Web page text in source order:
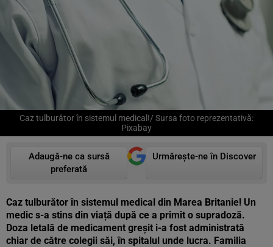
Caz tulburător în sistemul medical!/ Sursa foto reprezentativă:
Pixabay
Adaugă-ne ca sursă
preferată
Urmărește-ne în Discover
Caz tulburător în sistemul medical din Marea Britanie! Un
medic s-a stins din viață după ce a primit o supradoză.
Doza letală de medicament greșit i-a fost administrată
chiar de către colegii săi, în spitalul unde lucra. Familia